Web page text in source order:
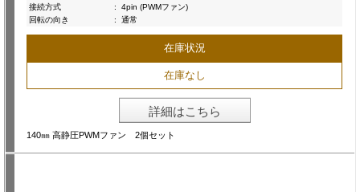
接続方式
:
4pin (PWMファン)
回転の向き
: 通常
在庫状況
在庫なし
詳細はこちら
140㎜ 高静圧PWMファン 2個セット